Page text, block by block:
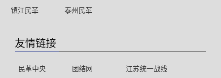
镇江民革
泰州民革
友情链接
民革中央 团结网
江苏统一战线